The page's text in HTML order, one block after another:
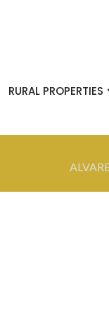
RURAL PROPERTIES